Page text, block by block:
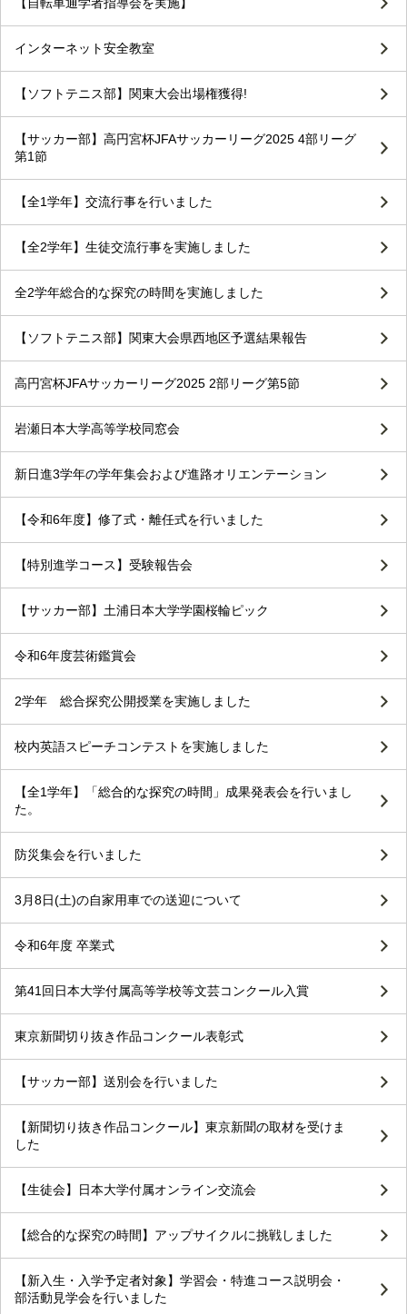
インターネット安全教室
【ソフトテニス部】関東大会出場権獲得!
【サッカー部】高円宮杯JFAサッカーリーグ2025 4部リーグ
第1節
【全1学年】交流行事を行いました
【全2学年】生徒交流行事を実施しました
全2学年総合的な探究の時間を実施しました
【ソフトテニス部】関東大会県西地区予選結果報告
高円宮杯JFAサッカーリーグ2025 2部リーグ第5節
岩瀬日本大学高等学校同窓会
新日進3学年の学年集会および進路オリエンテーション
【令和6年度】修了式・離任式を行いました
【特別進学コース】受験報告会
【サッカー部】土浦日本大学学園桜輪ピック
令和6年度芸術鑑賞会
2学年 総合探究公開授業を実施しました
校内英語スピーチコンテストを実施しました
【全1学年】「総合的な探究の時間」成果発表会を行いまし
た。
防災集会を行いました
3月8日(土)の自家用車での送迎について
令和6年度 卒業式
第41回日本大学付属高等学校等文芸コンクール入賞
東京新聞切り抜き作品コンクール表彰式
【サッカー部】送別会を行いました
【新聞切り抜き作品コンクール】東京新聞の取材を受けま
した
【生徒会】日本大学付属オンライン交流会
【総合的な探究の時間】アップサイクルに挑戦しました
【新入生・入学予定者対象】学習会・特進コース説明会・
部活動見学会を行いました